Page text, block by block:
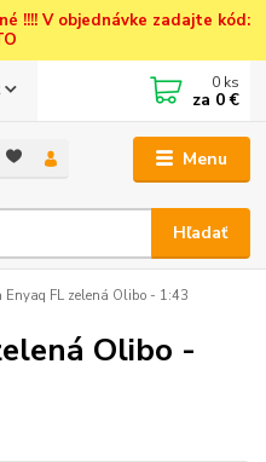
!!!! V objednávke zadajte kód:
Menu
Hľadať
0 ks
za 0 €
Enyaq FL zelená Olibo - 1:43
Olibo -